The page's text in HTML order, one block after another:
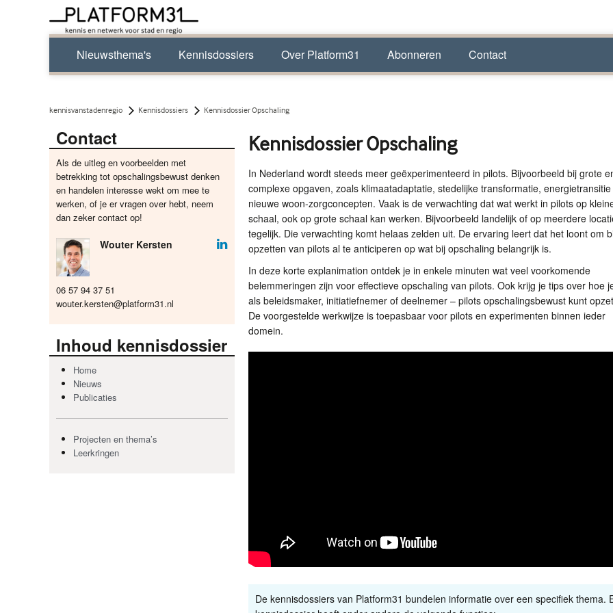
Nieuwsthema's Kennisdossiers Over Platform31 Abonneren Contact
kennisvanstadenregio Kennisdossiers Kennisdossier Opschaling
Contact
Als de uitleg en voorbeelden met
betrekking tot opschalingsbewust denken
en handelen interesse wekt om mee te
werken, of je er vragen over hebt, neem
dan zeker contact op!
Wouter Kersten
06 57 94 37 51
wouter.kersten@platform31.nl
Inhoud kennisdossier
Home
Nieuws
Publicaties
Projecten en thema’s
Leerkringen
Kennisdossier Opschaling
In Nederland wordt steeds meer geëxperimenteerd in pilots. Bijvoorbeeld bij grote
complexe opgaven, zoals klimaatadaptatie, stedelijke transformatie,
nieuwe woon-zorgconcepten. Vaak is de verwachting dat wat werkt in pilots op
schaal, ook op grote schaal kan werken. Bijvoorbeeld landelijk of op meerdere
tegelijk. Die verwachting komt helaas zelden uit. De ervaring leert dat het loont om
opzetten van pilots al te anticiperen op wat bij opschaling belangrijk is.
In deze korte explanimation ontdek je in enkele minuten wat veel voorkomende
belemmeringen zijn voor effectieve opschaling van pilots. Ook krijg je tips over hoe
als beleidsmaker, initiatiefnemer of deelnemer – pilots opschalingsbewust kunt
De voorgestelde werkwijze is toepasbaar voor pilots en experimenten binnen ieder
domein.
De kennisdossiers van Platform31 bundelen informatie over een specifiek thema.